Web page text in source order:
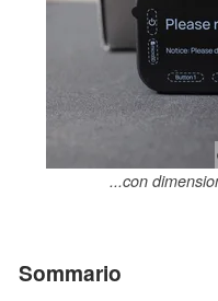
...con
Sommario